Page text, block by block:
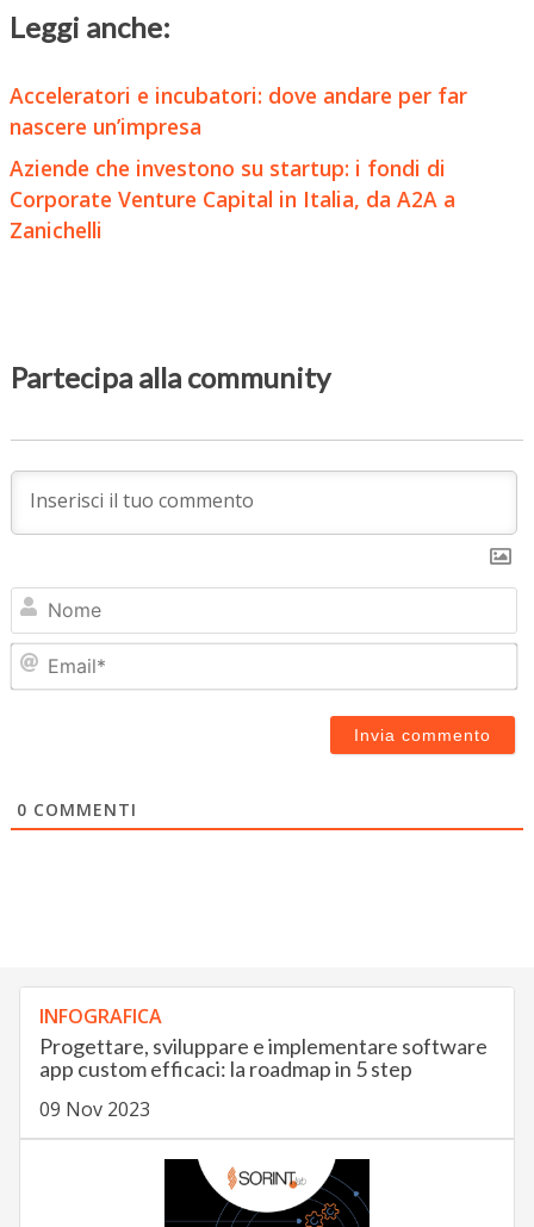
Leggi anche:
Acceleratori e incubatori: dove andare per far
nascere un’impresa
Aziende che investono su startup: i fondi di
Corporate Venture Capital in Italia, da A2A a
Zanichelli
Partecipa alla community
0 COMMENTI
INFOGRAFICA
Progettare, sviluppare e implementare software
app custom efficaci: la roadmap in 5 step
09 Nov 2023